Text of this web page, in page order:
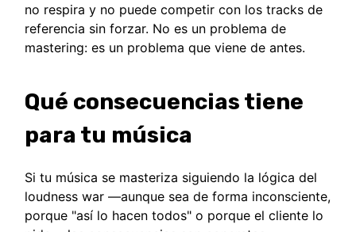
no respira y no puede competir con los tracks de
referencia sin forzar. No es un problema de
mastering: es un problema que viene de antes.
Qué consecuencias tiene
para tu música
Si tu música se masteriza siguiendo la lógica del
loudness war —aunque sea de forma inconsciente,
porque "así lo hacen todos" o porque el cliente lo